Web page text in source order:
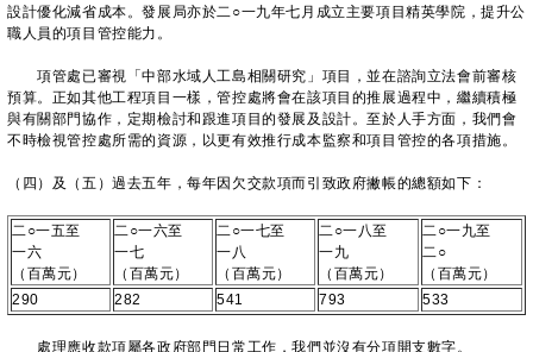
設計優化減省成本。發展局亦於二○一九年七月成立主要項目精英學院，提升公
職人員的項目管控能力。
項管處已審視「中部水域人工島相關研究」項目，並在諮詢立法會前審核
預算。正如其他工程項目一樣，管控處將會在該項目的推展過程中，繼續積極
與有關部門協作，定期檢討和跟進項目的發展及設計。至於人手方面，我們會
不時檢視管控處所需的資源，以更有效推行成本監察和項目管控的各項措施。
（四）及（五）過去五年，每年因欠交款項而引致政府撇帳的總額如下：
二○一五至
一六
（百萬元）
二○一六至
一七
（百萬元）
二○一七至
一八
（百萬元）
二○一八至
一九
（百萬元）
二○一九至
二○
（百萬元）
290
282 541 793 533
處理應收款項屬各政府部門日常工作，我們並沒有分項開支數字。